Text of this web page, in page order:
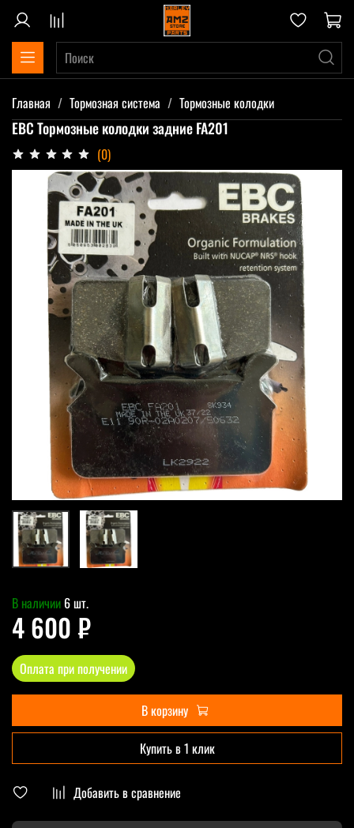
Главная Тормозная система Тормозные колодки
EBC Тормозные колодки задние FA201
(0)
Добавить в сравнение
В наличии 6 шт.
4 600 ₽
Оплата при получении
В корзину
Купить в 1 клик